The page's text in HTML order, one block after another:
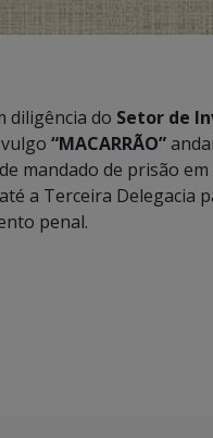
diligência do Setor de
“MACARRÃO”
mandado de prisão
a Terceira Delegacia
penal.